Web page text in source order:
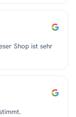
Shop ist sehr